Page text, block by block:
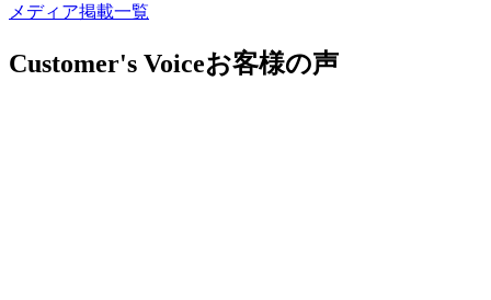
メディア掲載一覧
Customer's Voiceお客様の声